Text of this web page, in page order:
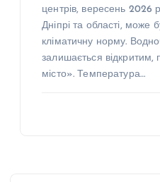
центрів, вересень 2026
Дніпрі та області, може
кліматичну норму.
залишається
місто». Температура…